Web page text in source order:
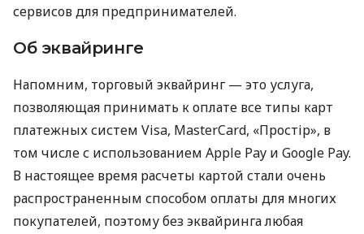
сервисов для предпринимателей.
Об эквайринге
Напомним, торговый эквайринг — это услуга,
позволяющая принимать к оплате все типы карт
платежных систем Visa, MasterCard, «Простір», в
том числе с использованием Apple Pay и Google Pay.
В настоящее время расчеты картой стали очень
распространенным способом оплаты для многих
покупателей, поэтому без эквайринга любая